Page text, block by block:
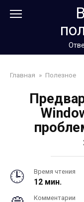
Главная » Полезное
Время чтения
12 мин.
Комментарии